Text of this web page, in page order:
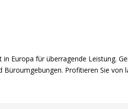
Europa für überragende Leistung.
Profitieren Sie von